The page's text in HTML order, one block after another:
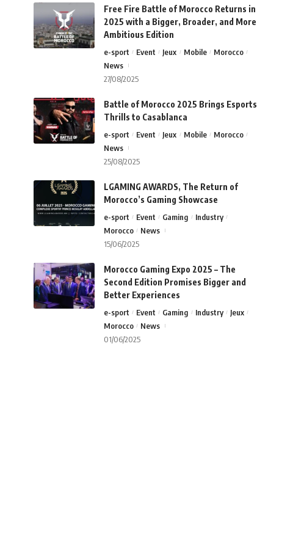
Free Fire Battle of Morocco Returns in
2025 with a Bigger, Broader, and More
Ambitious Edition
e-sport Event Jeux Mobile
Morocco
News
27/08/2025
Battle of Morocco 2025 Brings Esports
Thrills to Casablanca
e-sport Event Jeux Mobile
Morocco
News
25/08/2025
LGAMING AWARDS, The Return of
Morocco’s Gaming Showcase
e-sport Event Gaming
Industry
Morocco
News
15/06/2025
Morocco Gaming Expo 2025 – The
Second Edition Promises Bigger and
Better Experiences
e-sport Event Gaming Industry
Jeux
Morocco
News
01/06/2025